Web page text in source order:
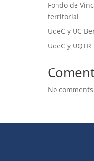
Fondo de
territorial
UdeC y UC
UdeC y
No